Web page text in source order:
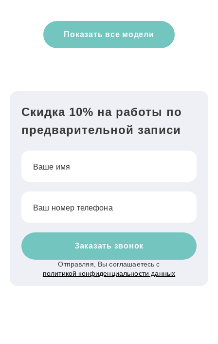
Показать все модели
Скидка 10% на работы по
предварительной записи
Ваше имя
Ваш номер телефона
Заказать звонок
Отправляя, Вы соглашаетесь с
политикой конфиденциальности данных